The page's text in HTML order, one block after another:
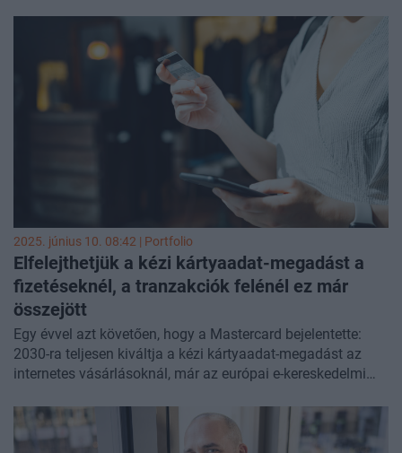
adatokat, ami nemcsak kényelmetlen, de időigényes is. A
K&H Bank a Mastercarddal együttműködve most elindította
saját SZÉP API- projektjét, amely a bank szerint korszerűsíti
a digitális SZÉP- kártyás fizetést - közölte a pénzintézet. A
legforróbb payment trendekről szó lesz
november 4-ei
Banking Technology rendezvényünkön, regisztráció és
2025. június 10. 08:42 | Portfolio
Elfelejthetjük a kézi kártyaadat-megadást a
fizetéseknél, a tranzakciók felénél ez már
összejött
Egy évvel azt követően, hogy a Mastercard bejelentette:
2030-ra teljesen kiváltja a kézi kártyaadat-megadást az
internetes vásárlásoknál, már az európai e-kereskedelmi
társaság. Hasonló témákról is szó lesz
november 4-ei
Banking Technology rendezvényünkön is, regisztráció és